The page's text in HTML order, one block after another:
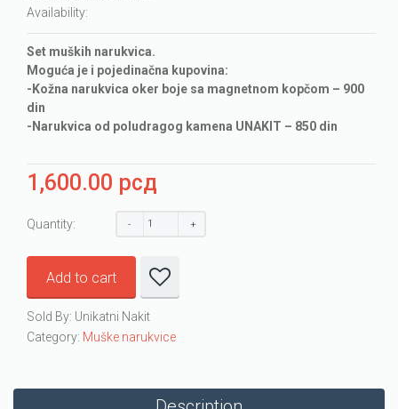
Availability:
Set muških narukvica.
Moguća je i pojedinačna kupovina:
-Kožna narukvica oker boje sa magnetnom kopčom – 900
din
-Narukvica od poludragog kamena UNAKIT – 850 din
1,600.00 рсд
Quantity:
Add to cart
Sold By: Unikatni Nakit
Category: Muške narukvice